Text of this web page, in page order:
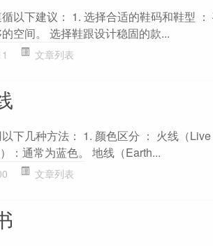
以下建议： 1. 选择合适的鞋码和鞋型
空间。 选择鞋跟设计稳固的款...
文章列表
下几种方法： 1. 颜色区分 ： 火线（
：通常为蓝色。 地线（Earth...
文章列表